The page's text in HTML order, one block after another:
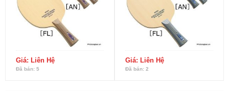
Giá: Liên Hệ
Đã bán: 5
Giá: Liên Hệ
Đã bán: 2